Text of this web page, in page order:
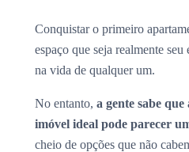
Conquistar o primeiro
espaço que seja realmente
na vida de qualquer um.
No entanto, a gente sabe
imóvel ideal pode parecer
cheio de opções que não